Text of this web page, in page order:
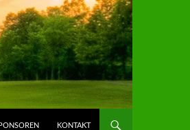
KONTAKT